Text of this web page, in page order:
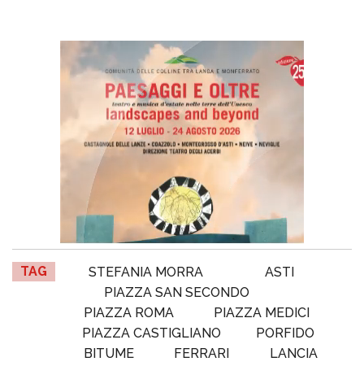
TAG STEFANIA MORRA
ASTI
PIAZZA SAN SECONDO
PIAZZA ROMA
PIAZZA MEDICI
PIAZZA CASTIGLIANO
PORFIDO
BITUME
FERRARI LANCIA